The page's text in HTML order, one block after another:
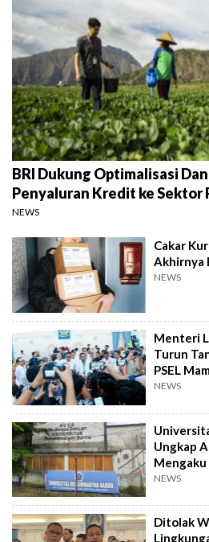
BRI Dukung Optimalisasi
Penyaluran Kredit ke
NEWS
Cakar
Akhirnya
NEWS
Menteri
Turun
PSEL
NEWS
Ungkap
NEWS
Ditolak